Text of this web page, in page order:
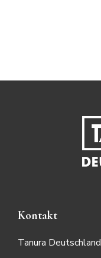
Kontakt
Tanura Deutschland